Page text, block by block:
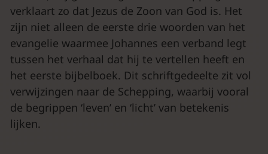
verklaart zo dat Jezus de Zoon van God is. Het
zijn niet alleen de eerste drie woorden van het
evangelie waarmee Johannes een verband legt
tussen het verhaal dat hij te vertellen heeft en
het eerste bijbelboek. Dit schriftgedeelte zit vol
verwijzingen naar de Schepping, waarbij vooral
de begrippen ‘leven’ en ‘licht’ van betekenis
lijken.